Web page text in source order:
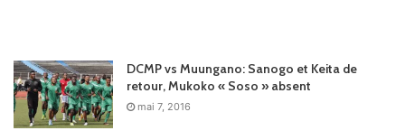
DCMP vs Muungano: Sanogo et Keita de
retour, Mukoko « Soso » absent
mai 7, 2016